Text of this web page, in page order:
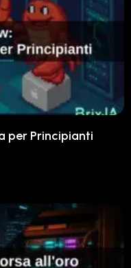
per Principianti